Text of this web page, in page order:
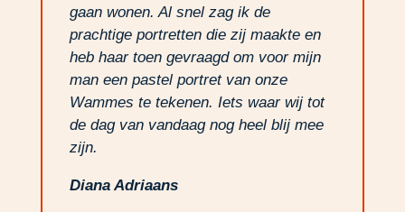
gaan wonen. Al snel zag ik de
prachtige portretten die zij maakte en
heb haar toen gevraagd om voor mijn
man een pastel portret van onze
Wammes te tekenen. Iets waar wij tot
de dag van vandaag nog heel blij mee
zijn.
Diana Adriaans